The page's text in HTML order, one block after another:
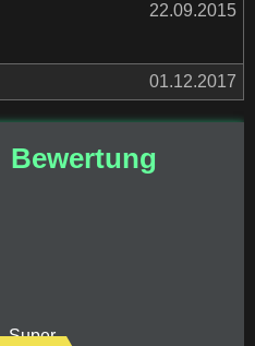
22.09.2015
01.12.2017
Bewertung
Super